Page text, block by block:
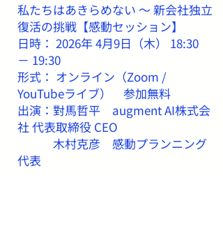
私たちはあきらめない ～ 新会社独立
復活の挑戦【感動セッション】
日時： 2026年 4月9日（木） 18:30
－ 19:30
形式： オンライン（Zoom /
YouTubeライブ） 参加無料
出演：對馬哲平 augment AI株式会
社 代表取締役 CEO
木村克彦 感動プランニング
代表